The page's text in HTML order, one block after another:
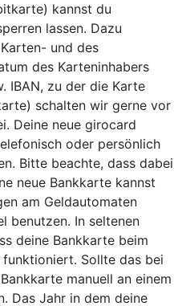
kannst du
lassen. Dazu
und des
des Karteninhabers
IBAN, zu der die Karte
schalten wir gerne vor
Deine neue girocard
oder persönlich
Bitte beachte, dass dabei
neue Bankkarte kannst
am Geldautomaten
benutzen. In seltenen
deine Bankkarte beim
Sollte das bei
manuell an einem
Das Jahr in dem deine